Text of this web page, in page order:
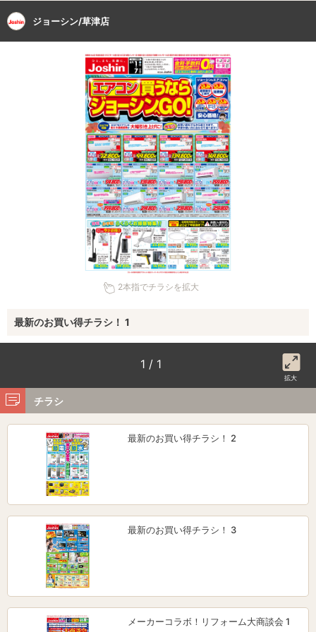
ジョーシン/草津店
2本指でチラシを拡大
最新のお買い得チラシ！ 1
1 / 1
拡大
チラシ
最新のお買い得チラシ！ 2
最新のお買い得チラシ！ 3
メーカーコラボ！リフォーム大商談会 1